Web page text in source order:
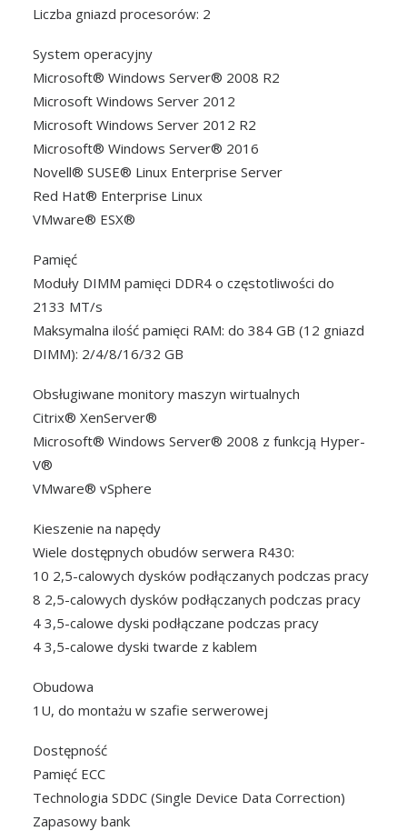
Liczba gniazd procesorów: 2
System operacyjny
Microsoft® Windows Server® 2008 R2
Microsoft Windows Server 2012
Microsoft Windows Server 2012 R2
Microsoft® Windows Server® 2016
Novell® SUSE® Linux Enterprise Server
Red Hat® Enterprise Linux
VMware® ESX®
Pamięć
Moduły DIMM pamięci DDR4 o częstotliwości do
2133 MT/s
Maksymalna ilość pamięci RAM: do 384 GB (12 gniazd
DIMM): 2/4/8/16/32 GB
Obsługiwane monitory maszyn wirtualnych
Citrix® XenServer®
Microsoft® Windows Server® 2008 z funkcją Hyper-
V®
VMware® vSphere
Kieszenie na napędy
Wiele dostępnych obudów serwera R430:
10 2,5-calowych dysków podłączanych podczas pracy
8 2,5-calowych dysków podłączanych podczas pracy
4 3,5-calowe dyski podłączane podczas pracy
4 3,5-calowe dyski twarde z kablem
Obudowa
1U, do montażu w szafie serwerowej
Dostępność
Pamięć ECC
Technologia SDDC (Single Device Data Correction)
Zapasowy bank